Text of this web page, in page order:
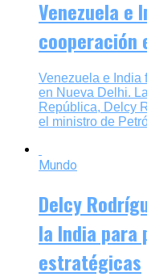
Venezuela e
cooperación
Venezuela e India
en Nueva Delhi.
República, Delcy
el ministro de
Mundo
Delcy
la India para
estratégicas